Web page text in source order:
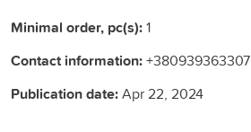
Minimal order, pc(s):1
Contact information:+380939363307
Publication date:Apr 22, 2024